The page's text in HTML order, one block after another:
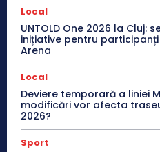
Local
UNTOLD One 2026 la Cluj:
inițiative pentru
Arena
Local
Deviere temporară a liniei
modificări vor afecta
2026?
Sport